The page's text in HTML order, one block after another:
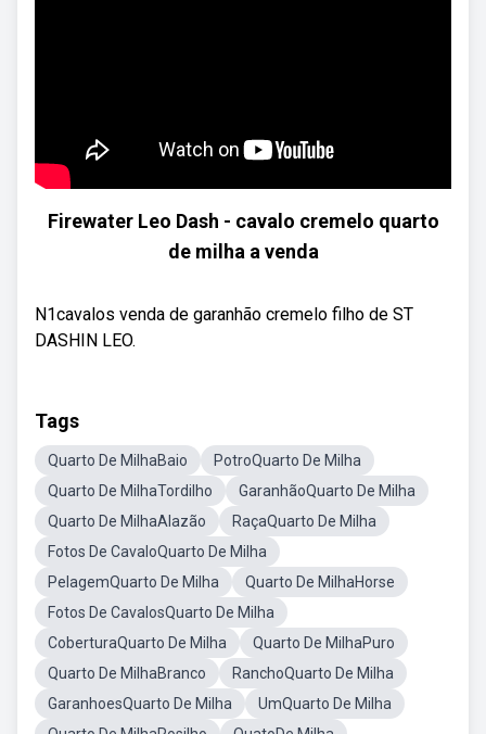
Firewater Leo Dash - cavalo cremelo quarto
de milha a venda
N1cavalos venda de garanhão cremelo filho de ST
DASHIN LEO.
Tags
Quarto De MilhaBaio
PotroQuarto De Milha
Quarto De MilhaTordilho
GaranhãoQuarto De Milha
Quarto De MilhaAlazão
RaçaQuarto De Milha
Fotos De CavaloQuarto De Milha
PelagemQuarto De Milha
Quarto De MilhaHorse
Fotos De CavalosQuarto De Milha
CoberturaQuarto De Milha
Quarto De MilhaPuro
Quarto De MilhaBranco
RanchoQuarto De Milha
GaranhoesQuarto De Milha
UmQuarto De Milha